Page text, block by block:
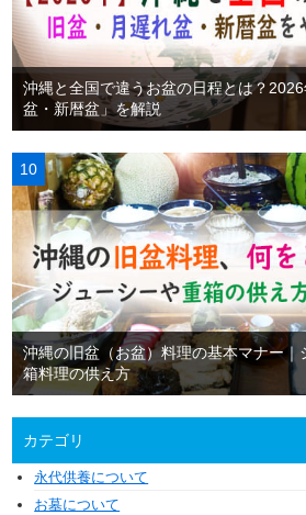
沖縄と全国で違うお盆の日程とは？
盆・新暦盆」を解説
沖縄の旧盆（お盆）料理の基本マナー｜
箱料理の供え方
カテゴリ
永代供養について
お墓について